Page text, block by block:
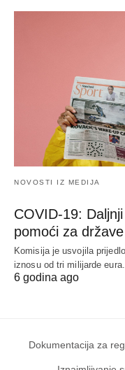
NOVOSTI IZ MEDIJA
COVID-19:
pomoći za
Komisija je usvojila
iznosu od tri milijarde
6 godina ago
Dokumentacija za